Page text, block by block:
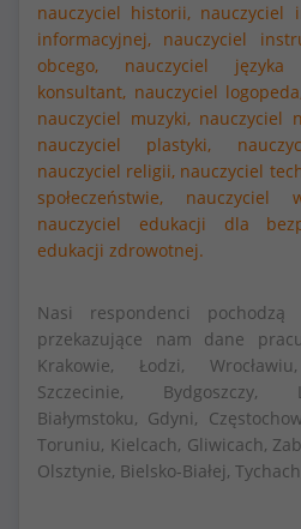
nauczyciel historii, nauczyciel
informacyjnej, nauczyciel
obcego,
nauczyciel języka
konsultant, nauczyciel
nauczyciel muzyki, nauczyciel
nauczyciel plastyki,
nauczyciel religii, nauczyciel
społeczeństwie,
nauczyciel
nauczyciel edukacji dla
edukacji zdrowotnej.
Nasi respondenci
przekazujące nam dane
Krakowie, Łodzi,
Szczecinie, Bydgoszczy,
Białymstoku, Gdyni,
Toruniu, Kielcach, Gliwicach,
Olsztynie, Bielsko-Białej,